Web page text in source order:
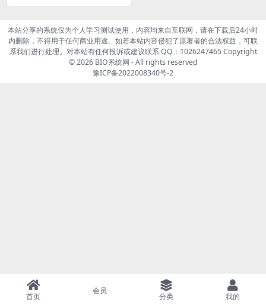
本站分享的系统仅为个人学习测试使用，内容均来自互联网，请在下载后24小时
内删除，不得用于任何商业用途。如若本站内容侵犯了原著者的合法权益，可联
系我们进行处理。对本站有任何投诉或建议联系 QQ：1026247465 Copyright
© 2026 BIO系统网 - All rights reserved
豫ICP备2022008340号-2
首页
会员
分类 我的